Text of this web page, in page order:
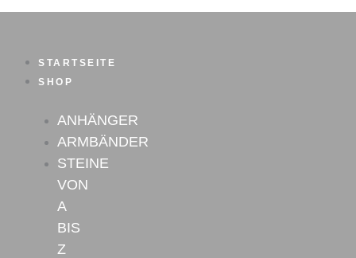
STARTSEITE
SHOP
ANHÄNGER
ARMBÄNDER
STEINE
VON
A
BIS
Z